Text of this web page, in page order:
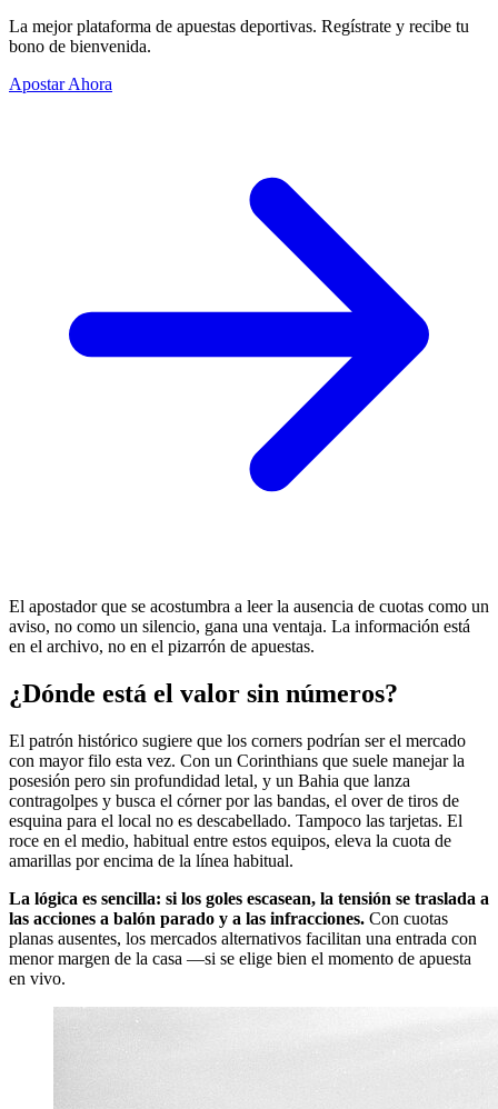
La mejor plataforma de apuestas deportivas. Regístrate y recibe tu
bono de bienvenida.
Apostar Ahora
El apostador que se acostumbra a leer la ausencia de cuotas como un
aviso, no como un silencio, gana una ventaja. La información está
en el archivo, no en el pizarrón de apuestas.
¿Dónde está el valor sin números?
El patrón histórico sugiere que los corners podrían ser el mercado
con mayor filo esta vez. Con un Corinthians que suele manejar la
posesión pero sin profundidad letal, y un Bahia que lanza
contragolpes y busca el córner por las bandas, el over de tiros de
esquina para el local no es descabellado. Tampoco las tarjetas. El
roce en el medio, habitual entre estos equipos, eleva la cuota de
amarillas por encima de la línea habitual.
La lógica es sencilla: si los goles escasean, la tensión se traslada a
las acciones a balón parado y a las infracciones. Con cuotas
planas ausentes, los mercados alternativos facilitan una entrada con
menor margen de la casa —si se elige bien el momento de apuesta
en vivo.